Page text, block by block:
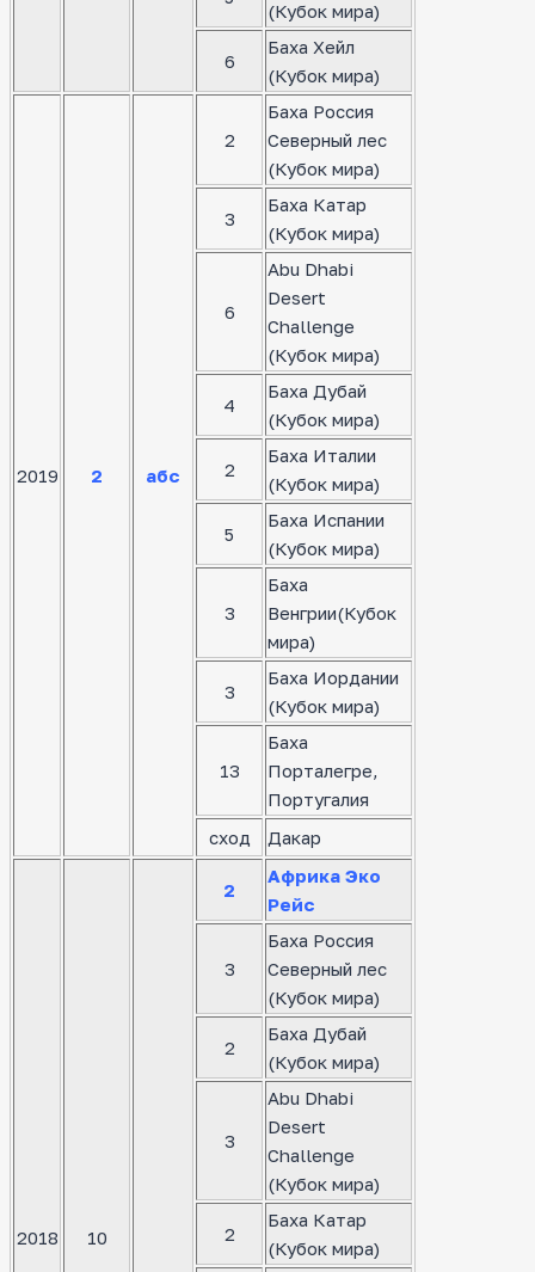
(Кубок мира)
6
Баха Хейл
(Кубок мира)
2019 2 абс
2
Баха Россия
Северный лес
(Кубок мира)
3
Баха Катар
(Кубок мира)
6
Abu Dhabi
Desert
Challenge
(Кубок мира)
4
Баха Дубай
(Кубок мира)
2
Баха Италии
(Кубок мира)
5
Баха Испании
(Кубок мира)
3
Баха
Венгрии(Кубок
мира)
3
Баха Иордании
(Кубок мира)
13
Баха
Порталегре,
Португалия
сход
Дакар
2018 10
2
Африка Эко
Рейс
3
Баха Россия
Северный лес
(Кубок мира)
2
Баха Дубай
(Кубок мира)
3
Abu Dhabi
Desert
Challenge
(Кубок мира)
2
Баха Катар
(Кубок мира)